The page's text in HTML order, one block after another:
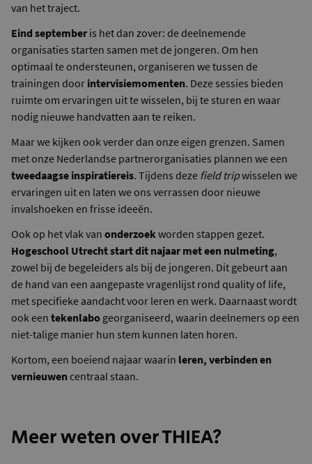
van het traject.
Eind septemberis het dan zover: de deelnemende
organisaties starten samen met de jongeren. Om hen
optimaal te ondersteunen, organiseren we tussen de
trainingen door intervisiemomenten. Deze sessies bieden
ruimte om ervaringen uit te wisselen, bij te sturen en waar
nodig nieuwe handvatten aan te reiken.
Maar we kijken ook verder dan onze eigen grenzen. Samen
met onze Nederlandse partnerorganisaties plannen we een
tweedaagse inspiratiereis. Tijdens deze field tripwisselen we
ervaringen uit en laten we ons verrassen door nieuwe
invalshoeken en frisse ideeën.
Ook op het vlak van onderzoekworden stappen gezet.
Hogeschool Utrecht start dit najaar met een nulmeting,
zowel bij de begeleiders als bij de jongeren. Dit gebeurt aan
de hand van een aangepaste vragenlijst rond quality of life,
met specifieke aandacht voor leren en werk. Daarnaast wordt
ook een tekenlabo georganiseerd, waarin deelnemers op een
niet-talige manier hun stem kunnen laten horen.
Kortom, een boeiend najaar waarin leren, verbinden en
vernieuwencentraal staan.
Meer weten over THIEA?